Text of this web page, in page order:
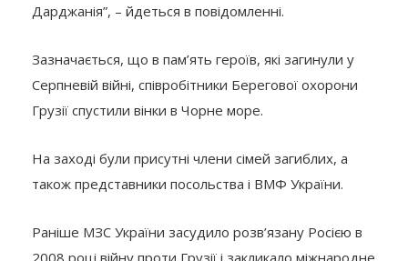
Дарджанія”, – йдеться в повідомленні.
Зазначається, що в пам’ять героїв, які загинули у
Серпневій війні, співробітники Берегової охорони
Грузії спустили вінки в Чорне море.
На заході були присутні члени сімей загиблих, а
також представники посольства і ВМФ України.
Раніше МЗС України засудило розв’язану Росією в
2008 році війну проти Грузії і закликало міжнародне